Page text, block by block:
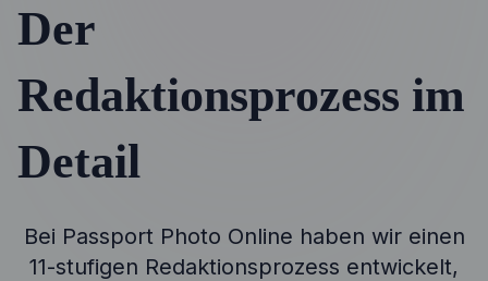
Der
Redaktionsprozess im
Detail
Bei Passport Photo Online haben wir einen
11-stufigen Redaktionsprozess entwickelt,